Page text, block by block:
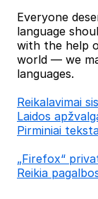
Everyone
language
with the help
world — we
languages.
Reikalavimai
Laidos
Pirminiai
„Firefox“
Reikia